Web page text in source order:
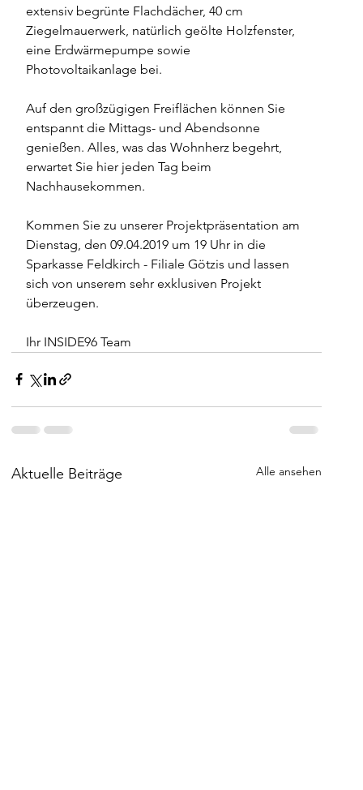
extensiv begrünte Flachdächer, 40 cm
Ziegelmauerwerk, natürlich geölte Holzfenster,
eine Erdwärmepumpe sowie
Photovoltaikanlage bei.
Auf den großzügigen Freiflächen können Sie
entspannt die Mittags- und Abendsonne
genießen. Alles, was das Wohnherz begehrt,
erwartet Sie hier jeden Tag beim
Nachhausekommen.
Kommen Sie zu unserer Projektpräsentation am
Dienstag, den 09.04.2019 um 19 Uhr in die
Sparkasse Feldkirch - Filiale Götzis und lassen
sich von unserem sehr exklusiven Projekt
überzeugen.
Ihr INSIDE96 Team
Aktuelle Beiträge Alle ansehen